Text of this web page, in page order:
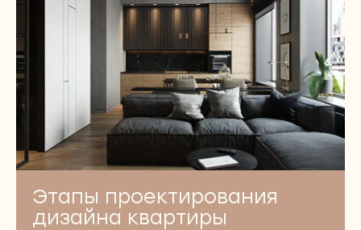
Этапы проектирования
дизайна квартиры
Москва,
Золоторожский Вал, дом 11,
строение 22
ЗАПИСАТЬСЯ НА КОНСУЛЬТАЦИЮ